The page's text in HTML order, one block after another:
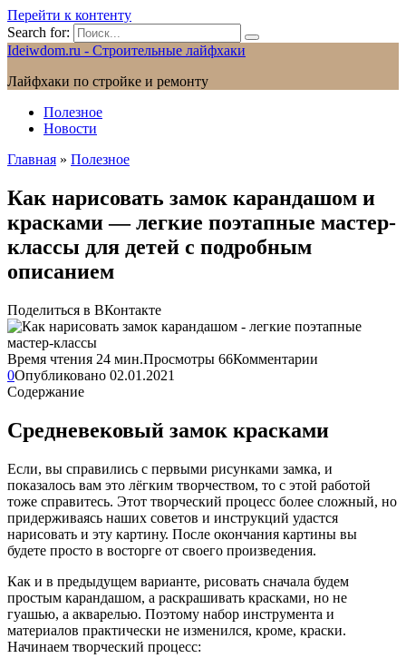
Перейти к контенту
Search for:
Ideiwdom.ru - Строительные лайфхаки
Лайфхаки по стройке и ремонту
Полезное
Новости
Главная » Полезное
Как нарисовать замок карандашом и
красками — легкие поэтапные мастер-
классы для детей с подробным
описанием
Поделиться в ВКонтакте
Время чтения 24 мин.Просмотры 66Комментарии
0Опубликовано 02.01.2021
Содержание
Средневековый замок красками
Если, вы справились с первыми рисунками замка, и
показалось вам это лёгким творчеством, то с этой работой
тоже справитесь. Этот творческий процесс более сложный, но
придерживаясь наших советов и инструкций удастся
нарисовать и эту картину. После окончания картины вы
будете просто в восторге от своего произведения.
Как и в предыдущем варианте, рисовать сначала будем
простым карандашом, а раскрашивать красками, но не
гуашью, а акварелью. Поэтому набор инструмента и
материалов практически не изменился, кроме, краски.
Начинаем творческий процесс: